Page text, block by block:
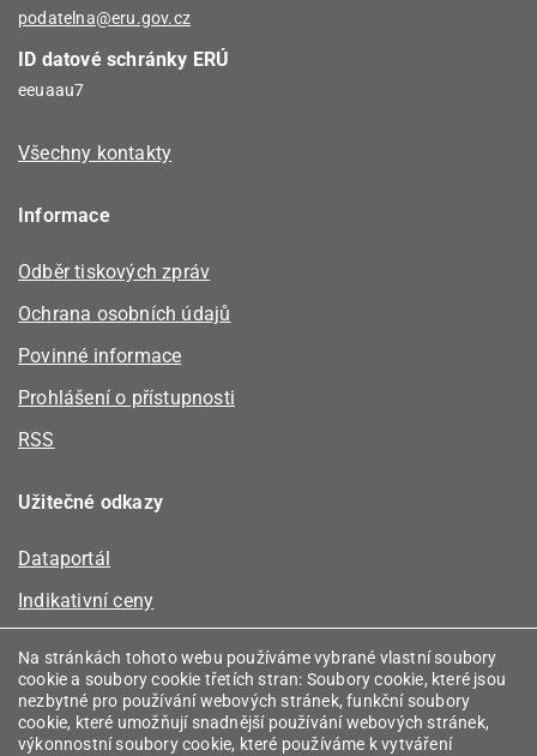
podatelna@eru.gov.cz
ID datové schránky ERÚ
eeuaau7
Všechny kontakty
Informace
Odběr tiskových zpráv
Ochrana osobních údajů
Povinné informace
Prohlášení o přístupnosti
RSS
Užitečné odkazy
Dataportál
Indikativní ceny
Registr energetických společenství
Registr zprostředkovatelů
Na stránkách tohoto webu používáme vybrané vlastní soubory
cookie a soubory cookie třetích stran: Soubory cookie, které jsou
nezbytné pro používání webových stránek, funkční soubory
cookie, které umožňují snadnější používání webových stránek,
výkonnostní soubory cookie, které používáme k vytváření